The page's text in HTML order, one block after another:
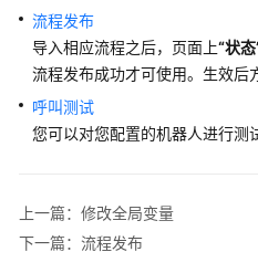
快
速
入
门
用
南
流程发布
导入相应流程之后，页面上“状态
流程发布成功才可使用。生效后
呼叫测试
您可以对您配置的机器人进行测
上一篇：修改全局变量
下一篇：流程发布